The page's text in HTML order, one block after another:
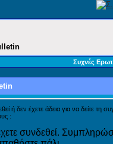
Συχνές
ή δεν έχετε άδεια για να δείτε τη
:
συνδεθεί.